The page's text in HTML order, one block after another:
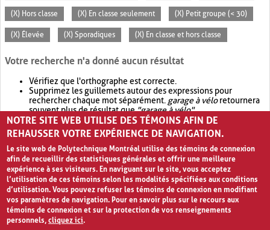
(X) Hors classe (X) En classe seulement (X) Petit groupe (< 30)
(X) Élevée (X) Sporadiques (X) En classe et hors classe
Votre recherche n'a donné aucun résultat
Vérifiez que l'orthographe est correcte.
Supprimez les guillemets autour des expressions pour
rechercher chaque mot séparément. garage à véloretournera
souvent plus de résultat que"garage à vélo".
Envisagez d'élargir votre recherche avec OR.garage OR vélo
retournera souvent plus de résultat quegarage à vélo
NOTRE SITE WEB UTILISE DES TÉMOINS AFIN DE
REHAUSSER VOTRE EXPÉRIENCE DE NAVIGATION.
Le site web de Polytechnique Montréal utilise des témoins de connexion
afin de recueillir des statistiques générales et offrir une meilleure
expérience à ses visiteurs. En naviguant sur le site, vous acceptez
l’utilisation de ces témoins selon les modalités spécifiées aux conditions
d’utilisation. Vous pouvez refuser les témoins de connexion en modifiant
vos paramètres de navigation. Pour en savoir plus sur le recours aux
témoins de connexion et sur la protection de vos renseignements
personnels,cliquez ici.